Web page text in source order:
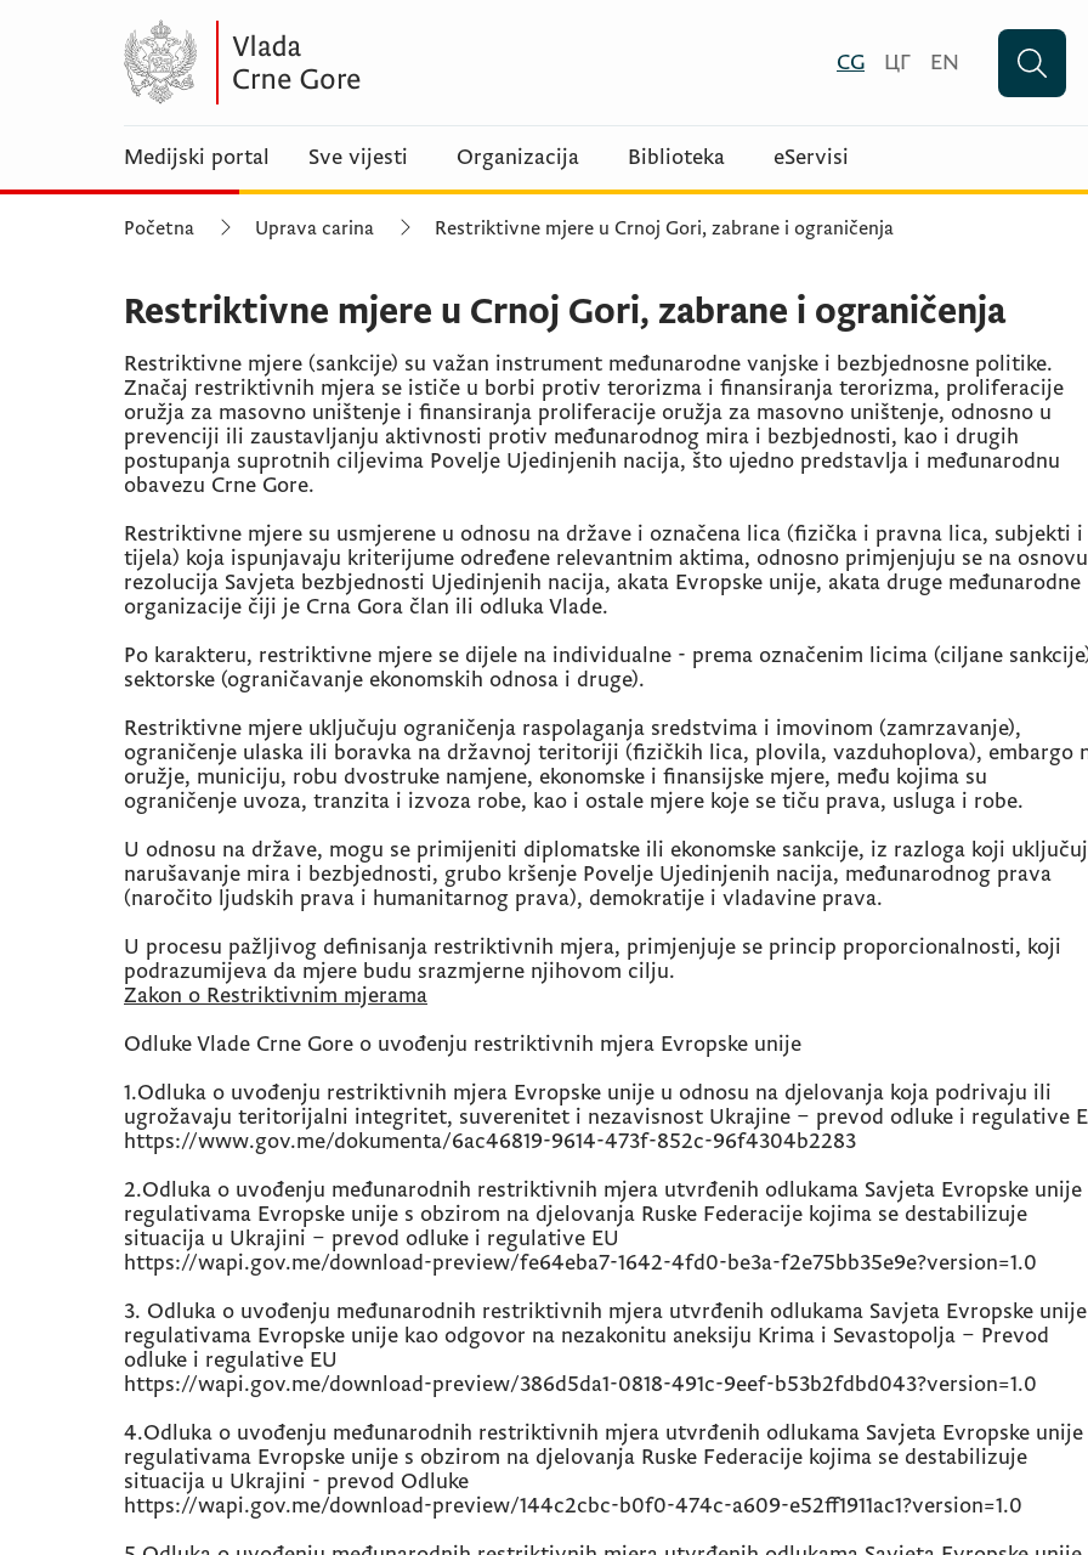
CG ЦГ EN
Medijski portal Sve vijesti Organizacija Biblioteka eServisi
Početna Uprava carina Restriktivne mjere u Crnoj Gori, zabrane i ograničenja
Restriktivne mjere u Crnoj Gori, zabrane i ograničenja
Restriktivne mjere (sankcije) su važan instrument međunarodne vanjske i bezbjednosne politike.
Značaj restriktivnih mjera se ističe u borbi protiv terorizma i finansiranja terorizma, proliferacije
oružja za masovno uništenje i finansiranja proliferacije oružja za masovno uništenje, odnosno u
prevenciji ili zaustavljanju aktivnosti protiv međunarodnog mira i bezbjednosti, kao i drugih
postupanja suprotnih ciljevima Povelje Ujedinjenih nacija, što ujedno predstavlja i međunarodnu
obavezu Crne Gore.
Restriktivne mjere su usmjerene u odnosu na države i označena lica (fizička i pravna lica, subjekti i
tijela) koja ispunjavaju kriterijume određene relevantnim aktima, odnosno primjenjuju se na osnovu
rezolucija Savjeta bezbjednosti Ujedinjenih nacija, akata Evropske unije, akata druge međunarodne
organizacije čiji je Crna Gora član ili odluka Vlade.
Po karakteru, restriktivne mjere se dijele na individualne - prema označenim licima (ciljane
sektorske (ograničavanje ekonomskih odnosa i druge).
Restriktivne mjere uključuju ograničenja raspolaganja sredstvima i imovinom (zamrzavanje),
ograničenje ulaska ili boravka na državnoj teritoriji (fizičkih lica, plovila, vazduhoplova), embargo
oružje, municiju, robu dvostruke namjene, ekonomske i finansijske mjere, među kojima su
ograničenje uvoza, tranzita i izvoza robe, kao i ostale mjere koje se tiču prava, usluga i robe.
U odnosu na države, mogu se primijeniti diplomatske ili ekonomske sankcije, iz razloga koji
narušavanje mira i bezbjednosti, grubo kršenje Povelje Ujedinjenih nacija, međunarodnog prava
(naročito ljudskih prava i humanitarnog prava), demokratije i vladavine prava.
U procesu pažljivog definisanja restriktivnih mjera, primjenjuje se princip proporcionalnosti, koji
podrazumijeva da mjere budu srazmjerne njihovom cilju.
Zakon o Restriktivnim mjerama
Odluke Vlade Crne Gore o uvođenju restriktivnih mjera Evropske unije
1.Odluka o uvođenju restriktivnih mjera Evropske unije u odnosu na djelovanja koja podrivaju ili
ugrožavaju teritorijalni integritet, suverenitet i nezavisnost Ukrajine – prevod odluke i regulative
https://www.gov.me/dokumenta/6ac46819-9614-473f-852c-96f4304b2283
2.Odluka o uvođenju međunarodnih restriktivnih mjera utvrđenih odlukama Savjeta Evropske unije
regulativama Evropske unije s obzirom na djelovanja Ruske Federacije kojima se destabilizuje
situacija u Ukrajini – prevod odluke i regulative EU
https://wapi.gov.me/download-preview/fe64eba7-1642-4fd0-be3a-f2e75bb35e9e?version=1.0
3. Odluka o uvođenju međunarodnih restriktivnih mjera utvrđenih odlukama Savjeta Evropske
regulativama Evropske unije kao odgovor na nezakonitu aneksiju Krima i Sevastopolja – Prevod
odluke i regulative EU
https://wapi.gov.me/download-preview/386d5da1-0818-491c-9eef-b53b2fdbd043?version=1.0
4.Odluka o uvođenju međunarodnih restriktivnih mjera utvrđenih odlukama Savjeta Evropske unije
regulativama Evropske unije s obzirom na djelovanja Ruske Federacije kojima se destabilizuje
situacija u Ukrajini - prevod Odluke
https://wapi.gov.me/download-preview/144c2cbc-b0f0-474c-a609-e52ff1911ac1?version=1.0